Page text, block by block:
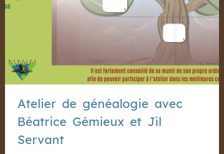
Atelier de généalogie avec
Béatrice Gémieux et Jil
Servant